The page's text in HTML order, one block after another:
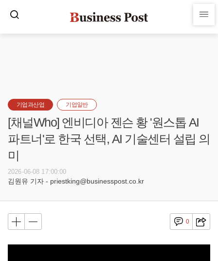
기업과산업 기업일반
[채널Who] 엔비디아 젠슨 황 '원스톱 AI
파트너'로 한국 선택, AI 기술센터 설립 의
미
2026-06-08 17:00:00
김원유 기자 - priestking@businesspost.co.kr
0